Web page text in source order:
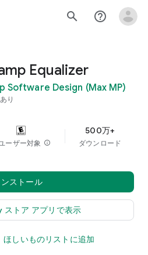
search help_outline
Equalizer
Software Design (Max MP)
り
ーザー対象 info
500万+
ダウンロード
ストール
ストア アプリで表示
ほしいものリストに追加